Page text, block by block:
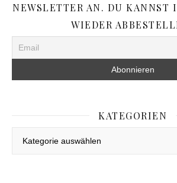
NEWSLETTER AN. DU KANNST
WIEDER
KATEGORIEN